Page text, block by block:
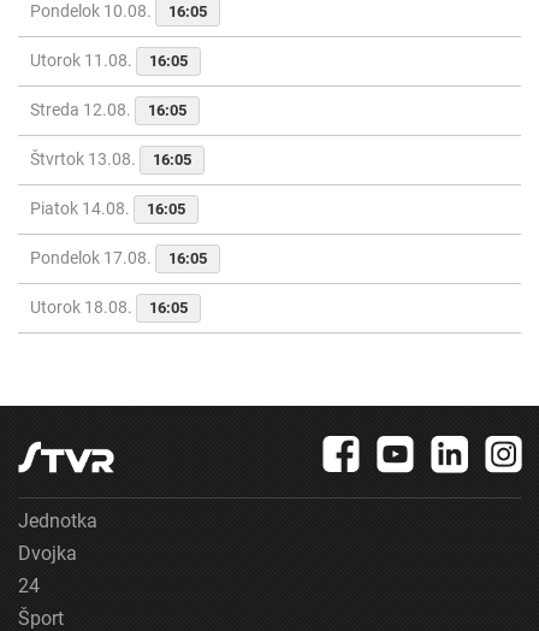
Pondelok 10.08. 16:05
Utorok 11.08. 16:05
Streda 12.08. 16:05
Štvrtok 13.08. 16:05
Piatok 14.08. 16:05
Pondelok 17.08. 16:05
Utorok 18.08. 16:05
Jednotka
Dvojka
24
Šport